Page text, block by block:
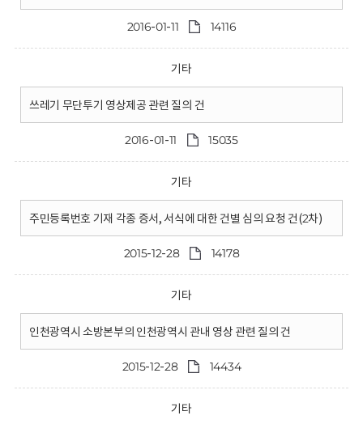
2016-01-11 14116
기타
쓰레기 무단투기 영상제공 관련 질의 건
2016-01-11 15035
기타
주민등록번호 기재 각종 증서, 서식에 대한 건별 심의 요청 건(2차)
2015-12-28 14178
기타
인천광역시 소방본부의 인천광역시 관내 영상 관련 질의 건
2015-12-28 14434
기타